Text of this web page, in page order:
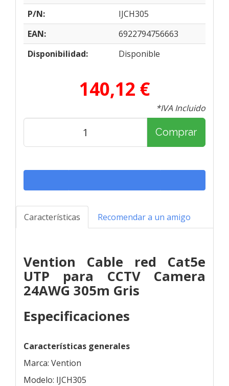
P/N:
IJCH305
EAN:
6922794756663
Disponibilidad:
Disponible
140,12 €
*IVA Incluido
Comprar
Características Recomendar a un amigo
Vention Cable red Cat5e
UTP para CCTV Camera
24AWG 305m Gris
Especificaciones
Características generales
Marca: Vention
Modelo: IJCH305